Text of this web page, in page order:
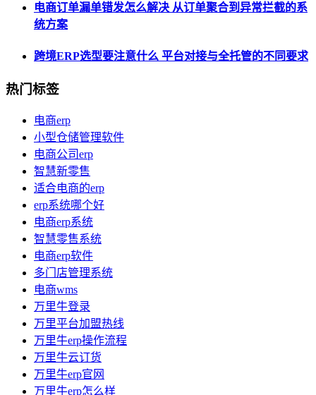
电商订单漏单错发怎么解决 从订单聚合到异常拦截的系
统方案
跨境ERP选型要注意什么 平台对接与全托管的不同要求
热门标签
电商erp
小型仓储管理软件
电商公司erp
智慧新零售
适合电商的erp
erp系统哪个好
电商erp系统
智慧零售系统
电商erp软件
多门店管理系统
电商wms
万里牛登录
万里平台加盟热线
万里牛erp操作流程
万里牛云订货
万里牛erp官网
万里牛erp怎么样